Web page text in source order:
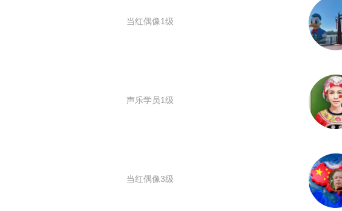
当红偶像1级
声乐学员1级
当红偶像3级